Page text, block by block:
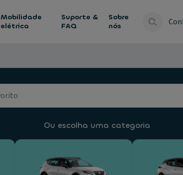
Mobilidade
elétrica
Suporte &
FAQ
Sobre
nós
Ou escolha uma categoria